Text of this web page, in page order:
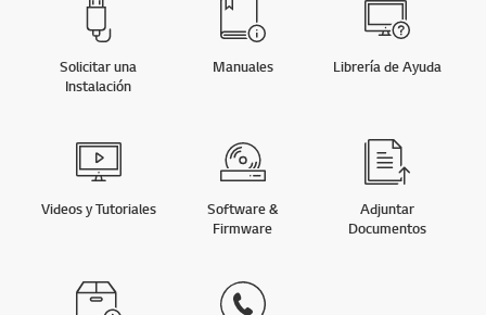
Solicitar una
Instalación
Manuales Librería de Ayuda
Videos y Tutoriales
Software &
Firmware
Adjuntar
Documentos